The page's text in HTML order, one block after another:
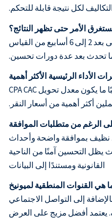
لكل نتيجة قابلة للتحكم.
الأمر حتى تظهر النتائج؟
غالبًا ما تظهر الاتجاهات الأولى بعد 2 إلى 6 أسابيع من القياس
تحدث بعد عدة دورات تحسين.
الأداء الرئيسية الأكثر أهمية
يعتمد ذلك على الهدف، غالبًا ما يكون معدل تحويل CPA CAC
أكثر أهمية من أسعار النقر.
الرغم من متطلبات الموافقة
نظيف بموافقة واضحة وأحداث
التحسين آمنًا من الناحية
القانونية ومستندًا إلى البيانات
هي القنوات المنطقية لميونيخ
إلى التواصل الاجتماعي
يعتمد أفضل مزيج على العرض